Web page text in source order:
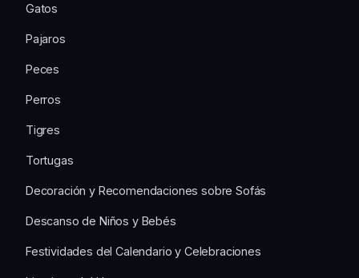
Gatos
Pajaros
Peces
Perros
Tigres
Tortugas
Decoración y Recomendaciones sobre Sofás
Descanso de Niños y Bebés
Festividades del Calendario y Celebraciones